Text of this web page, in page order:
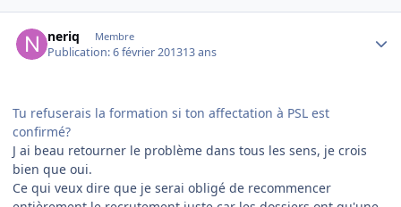
neriq Membre
Publication:6 février 201313 ans
Tu refuserais la formation si ton affectation à PSL est
confirmé?
J ai beau retourner le problème dans tous les sens, je crois
bien que oui.
Ce qui veux dire que je serai obligé de recommencer